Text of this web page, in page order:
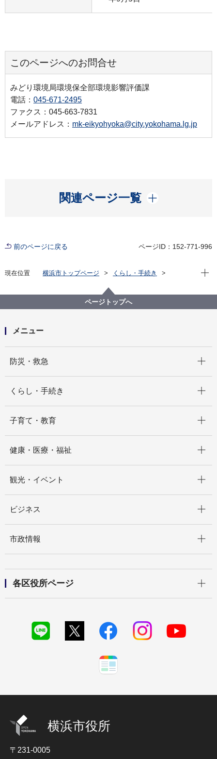
このページへのお問合せ
みどり環境局環境保全部環境影響評価課
電話： 045-671-2495
ファクス：045-663-7831
メールアドレス： mk-eikyohyoka@city.yokohama.lg.jp
関連ページ一覧
開く
前のページに戻る ページID：152-771-996
現在位置 横浜市トップページ
くらし・手続き
環境アセスメント
58.（仮称）東洋薬科大学キャンパス新設事業 環境影
現在
ページトップへ
メニュー
防災・救急
くらし・手続き
子育て・教育
健康・医療・福祉
観光・イベント
ビジネス
市政情報
各区役所ページ
横浜市役所
〒231-0005